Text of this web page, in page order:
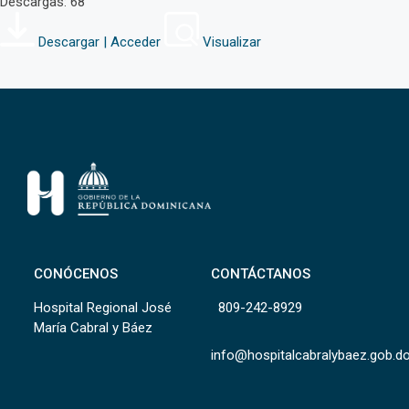
Descargar | Acceder Visualizar
CONÓCENOS
Hospital Regional José
María Cabral y Báez
CONTÁCTANOS
809-242-8929